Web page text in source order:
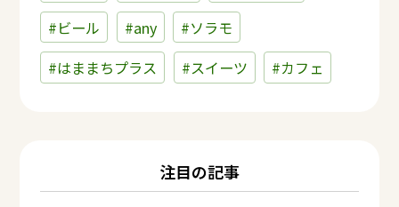
#ビール
#any
#ソラモ
#はままちプラス
#スイーツ #カフェ
注目の記事